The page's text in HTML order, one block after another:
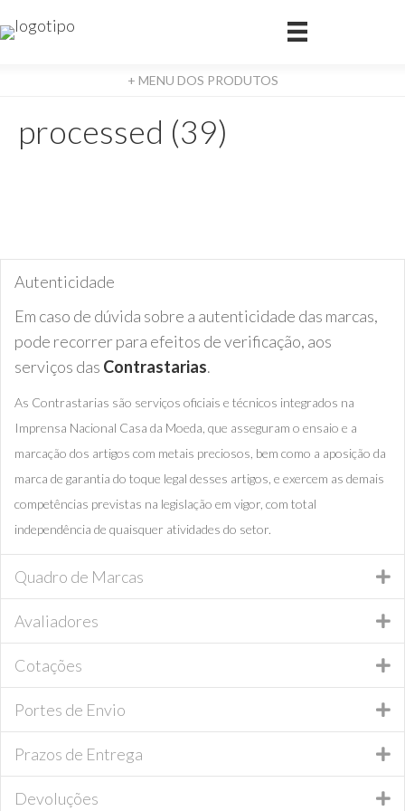
+ MENU DOS PRODUTOS
processed (39)
Autenticidade
Em caso de dúvida sobre a autenticidade das marcas,
pode recorrer para efeitos de verificação, aos
serviços das Contrastarias.
As Contrastarias são serviços oficiais e técnicos integrados na
Imprensa Nacional Casa da Moeda, que asseguram o ensaio e a
marcação dos artigos com metais preciosos, bem como a aposição da
marca de garantia do toque legal desses artigos, e exercem as demais
competências previstas na legislação em vigor, com total
independência de quaisquer atividades do setor.
Quadro de Marcas
Avaliadores
Cotações
Portes de Envio
Prazos de Entrega
Devoluções